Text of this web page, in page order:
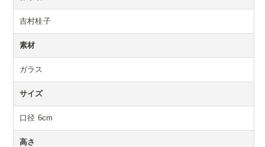
吉村桂子
素材
ガラス
サイズ
口径 6cm
高さ